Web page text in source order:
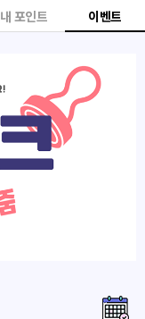
내 포인트 이벤트